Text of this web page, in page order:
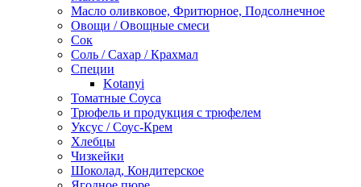
Масло оливковое, Фритюрное, Подсолнечное
Овощи / Овощные смеси
Сок
Соль / Сахар / Крахмал
Специи
Kotanyi
Томатные Соуса
Трюфель и продукция с трюфелем
Уксус / Соус-Крем
Хлебцы
Чизкейки
Шоколад, Кондитерское